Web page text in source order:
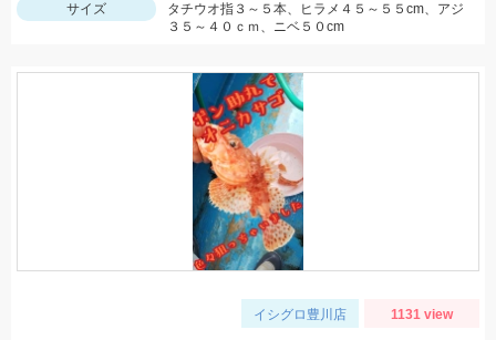
サイズ
タチウオ指３～５本、ヒラメ４５～５５cm、アジ
３５～４０ｃｍ、ニベ５０cm
イシグロ豊川店 1131 view